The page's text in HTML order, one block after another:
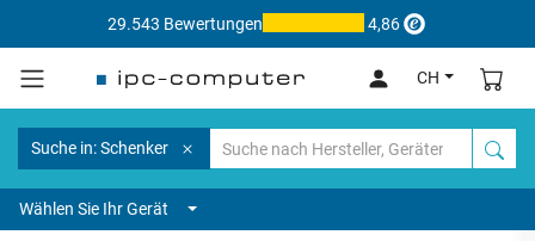
29.543 Bewertungen 4,86
CH
Suche in: Schenker
Wählen Sie Ihr Gerät